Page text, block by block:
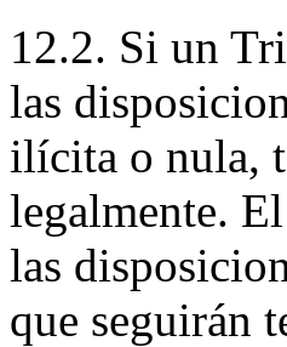
12.2. Si un
las
ilícita o nula,
legalmente.
las
que seguirán